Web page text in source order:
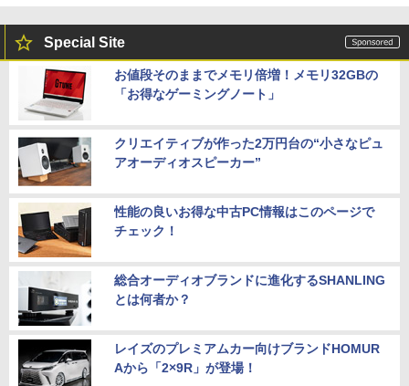
Special Site
お値段そのままでメモリ倍増！メモリ32GBの
「お得なゲーミングノート」
クリエイティブが作った2万円台の“小さなピュ
アオーディオスピーカー”
性能の良いお得な中古PC情報はこのページで
チェック！
総合オーディオブランドに進化するSHANLING
とは何者か？
レイズのプレミアムカー向けブランドHOMUR
Aから「2×9R」が登場！